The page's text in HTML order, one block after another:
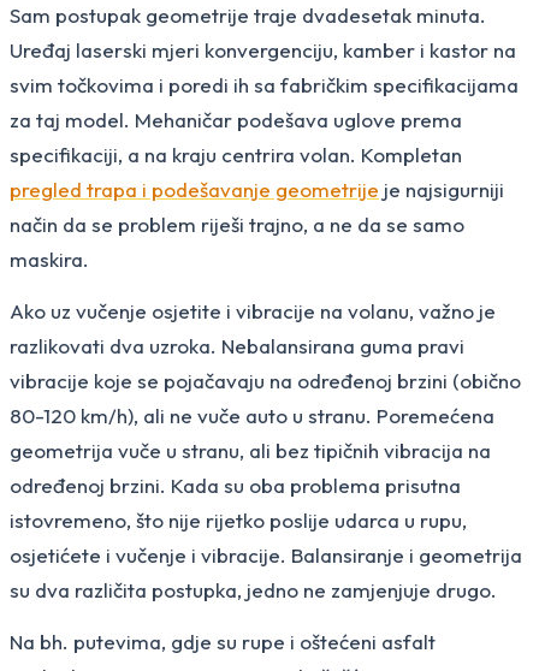
Sam postupak geometrije traje dvadesetak minuta.
Uređaj laserski mjeri konvergenciju, kamber i kastor na
svim točkovima i poredi ih sa fabričkim specifikacijama
za taj model. Mehaničar podešava uglove prema
specifikaciji, a na kraju centrira volan. Kompletan
pregled trapa i podešavanje geometrije je najsigurniji
način da se problem riješi trajno, a ne da se samo
maskira.
Ako uz vučenje osjetite i vibracije na volanu, važno je
razlikovati dva uzroka. Nebalansirana guma pravi
vibracije koje se pojačavaju na određenoj brzini (obično
80-120 km/h), ali ne vuče auto u stranu. Poremećena
geometrija vuče u stranu, ali bez tipičnih vibracija na
određenoj brzini. Kada su oba problema prisutna
istovremeno, što nije rijetko poslije udarca u rupu,
osjetićete i vučenje i vibracije. Balansiranje i geometrija
su dva različita postupka, jedno ne zamjenjuje drugo.
Na bh. putevima, gdje su rupe i oštećeni asfalt